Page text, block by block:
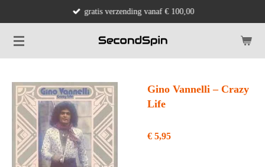
naar
de
gratis verzending vanaf € 100,00
Gino Vannelli ‎– Crazy
Life
€ 5,95